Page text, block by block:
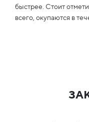
быстрее. Стоит
всего, окупаются в